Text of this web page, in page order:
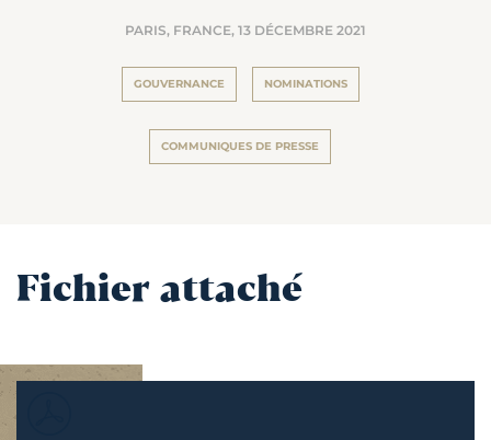
PARIS, FRANCE, 13 DÉCEMBRE 2021
GOUVERNANCE NOMINATIONS
COMMUNIQUES DE PRESSE
Fichier attaché